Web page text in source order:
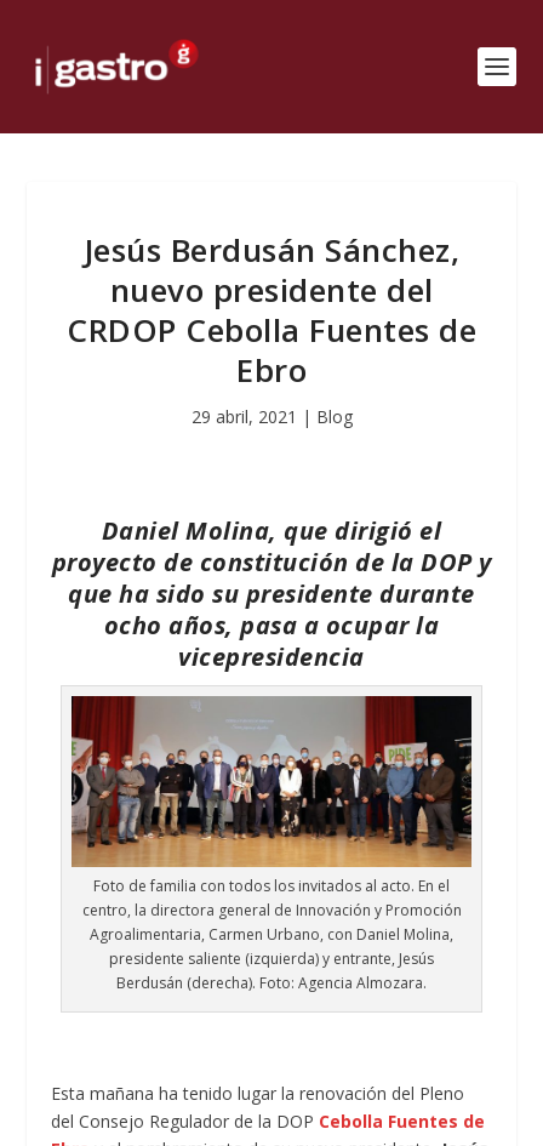
Jesús Berdusán Sánchez,
nuevo presidente del
CRDOP Cebolla Fuentes de
Ebro
29 abril, 2021 | Blog
Daniel Molina, que dirigió el
proyecto de constitución de la DOP y
que ha sido su presidente durante
ocho años, pasa a ocupar la
vicepresidencia
Foto de familia con todos los invitados al acto. En el
centro, la directora general de Innovación y Promoción
Agroalimentaria, Carmen Urbano, con Daniel Molina,
presidente saliente (izquierda) y entrante, Jesús
Berdusán (derecha). Foto: Agencia Almozara.
Esta mañana ha tenido lugar la renovación del Pleno
del Consejo Regulador de la DOP Cebolla Fuentes de